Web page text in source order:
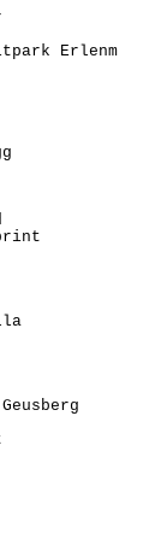
di
Sursee,
Ils
/